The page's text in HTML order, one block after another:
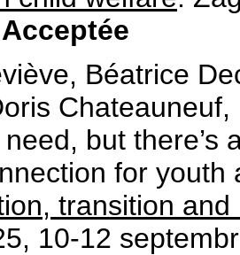
Acceptée
Béatrice
Chateauneuf,
but there’s
for
transition
10-12